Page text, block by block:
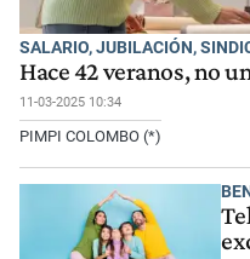
SALARIO, JUBILACIÓN,
Hace 42 veranos, no
11-03-2025 10:34
PIMPI COLOMBO (*)